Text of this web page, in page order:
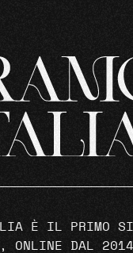
È IL PRIMO
ONLINE DAL